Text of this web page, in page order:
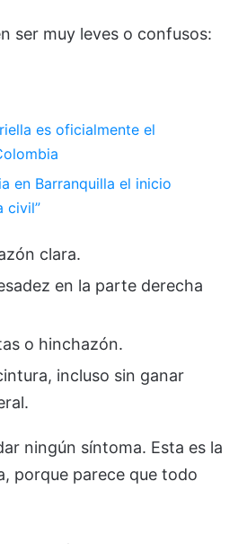
ser muy leves o confusos:
es oficialmente el
en Barranquilla el inicio
civil”
clara.
en la parte derecha
o hinchazón.
incluso sin ganar
ningún síntoma. Esta es la
porque parece que todo